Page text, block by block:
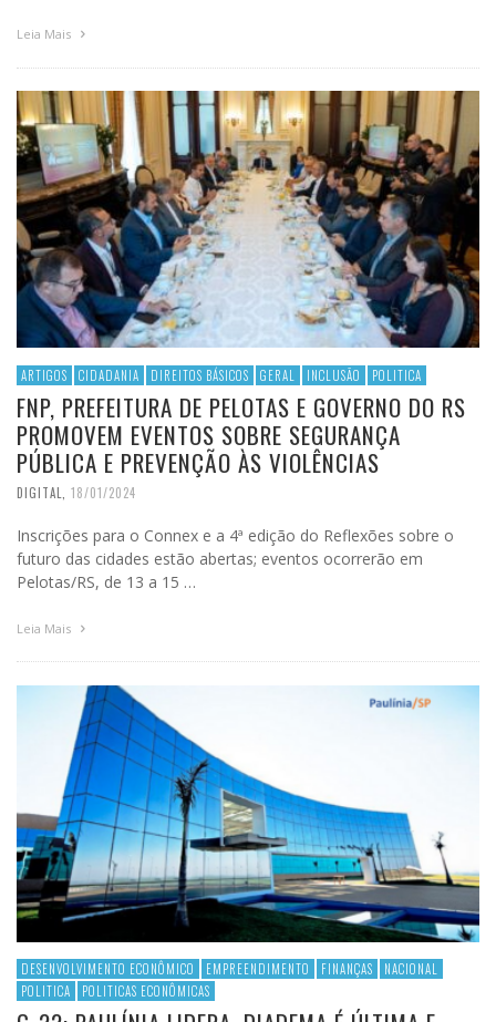
Leia Mais
ARTIGOS CIDADANIA DIREITOS BÁSICOS GERAL INCLUSÃO POLITICA
FNP, PREFEITURA DE PELOTAS E GOVERNO DO RS
PROMOVEM EVENTOS SOBRE SEGURANÇA
PÚBLICA E PREVENÇÃO ÀS VIOLÊNCIAS
DIGITAL 18/01/2024
Inscrições para o Connex e a 4ª edição do Reflexões sobre o
futuro das cidades estão abertas; eventos ocorrerão em
Pelotas/RS, de 13 a 15 …
Leia Mais
DESENVOLVIMENTO ECONÔMICO EMPREENDIMENTO FINANÇAS
NACIONAL
POLITICA
POLITICAS ECONÔMICAS